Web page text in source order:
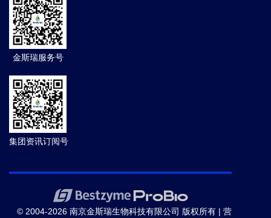
金斯瑞服务号
集团资讯订阅号
© 2004-2026 南京金斯瑞生物科技有限公司 版权所有 | 营